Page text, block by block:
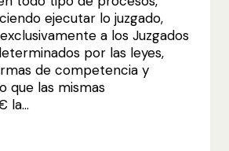
ejecutar lo juzgado,
a los Juzgados
por las leyes,
de competencia y
que las mismas
la…